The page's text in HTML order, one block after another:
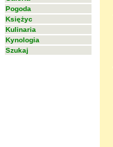
Pogoda
Księżyc
Kulinaria
Kynologia
Szukaj